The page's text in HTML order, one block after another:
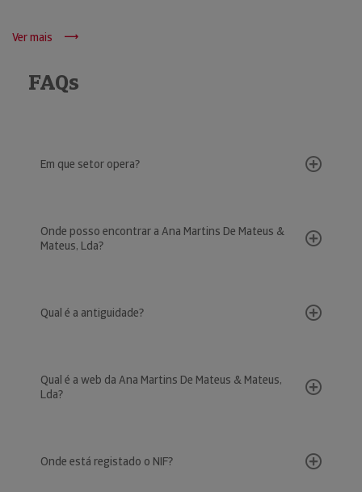
Ver mais
FAQs
Em que setor opera?
Onde posso encontrar a Ana Martins De Mateus &
Mateus, Lda?
Qual é a antiguidade?
Qual é a web da Ana Martins De Mateus & Mateus,
Lda?
Onde está registado o NIF?